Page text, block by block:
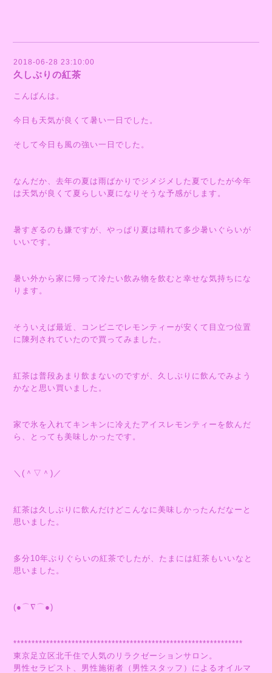
2018-06-28 23:10:00
久しぶりの紅茶
こんばんは。
今日も天気が良くて暑い一日でした。
そして今日も風の強い一日でした。
なんだか、去年の夏は雨ばかりでジメジメした夏でしたが今年
は天気が良くて夏らしい夏になりそうな予感がします。
暑すぎるのも嫌ですが、やっぱり夏は晴れて多少暑いぐらいが
いいです。
暑い外から家に帰って冷たい飲み物を飲むと幸せな気持ちにな
ります。
そういえば最近、コンビニでレモンティーが安くて目立つ位置
に陳列されていたので買ってみました。
紅茶は普段あまり飲まないのですが、久しぶりに飲んでみよう
かなと思い買いました。
家で氷を入れてキンキンに冷えたアイスレモンティーを飲んだ
ら、とっても美味しかったです。
＼(＾▽＾)／
紅茶は久しぶりに飲んだけどこんなに美味しかったんだなーと
思いました。
多分10年ぶりぐらいの紅茶でしたが、たまには紅茶もいいなと
思いました。
(●⌒∇⌒●)
***************************************************************
東京足立区北千住で人気のリラクゼーションサロン。
男性セラピスト、男性施術者（男性スタッフ）によるオイルマ